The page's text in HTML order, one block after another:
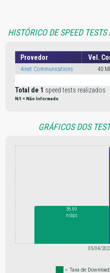
HISTÓRICO DE SPEED
Provedor Vel.
4inet Communications 40
Total de 1 speed tests realizados
N/I = Não Informado
GRÁFICOS DOS
38.69
mbps
05/04/
. = Taxa de